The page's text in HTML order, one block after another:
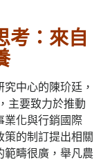
考：來自
中心的陳玠廷，
主要致力於推動
業化與行銷國際
的制訂提出相關
範疇很廣，舉凡農